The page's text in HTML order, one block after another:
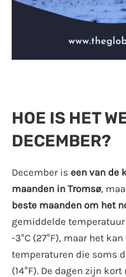
HOE IS HET
DECEMBER?
December is een van de
maanden in Tromsø,
beste maanden om het
gemiddelde
-3°C (27°F), maar het
temperaturen die soms
(14°F). De dagen zijn